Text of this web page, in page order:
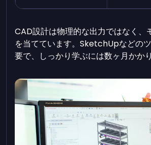
CAD設計は物理的な出力ではなく、
を当てています。SketchUpなどの
要で、しっかり学ぶには数ヶ月かかり